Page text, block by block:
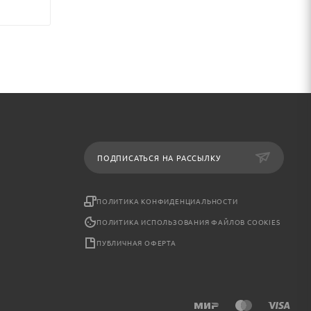
ПОДПИСАТЬСЯ НА РАССЫЛКУ
ПОЛИТИКА КОНФИДЕНЦИАЛЬНОСТИ
ПОЛИТИКА ИСПОЛЬЗОВАНИЯ ФАЙЛОВ COOKIES
ПУБЛИЧНАЯ ОФЕРТА